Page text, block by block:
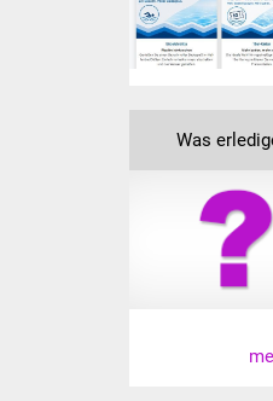
Was